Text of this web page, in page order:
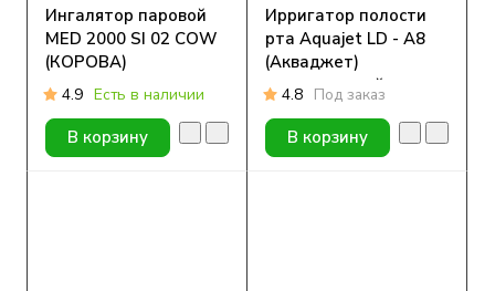
Ингалятор паровой
MED 2000 SI 02 COW
(КОРОВА)
4.9 Есть в наличии
В корзину
Ирригатор полости
рта Aquajet LD - A8
(Акваджет)
стационарный
4.8 Под заказ
В корзину